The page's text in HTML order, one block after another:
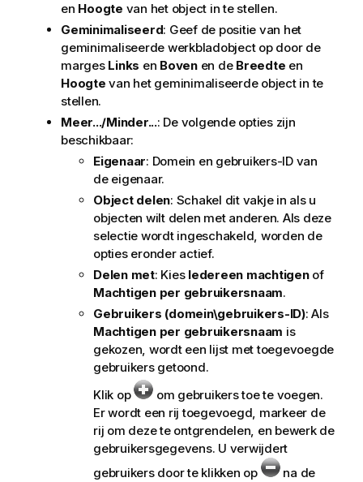
en Hoogte van het object in te stellen.
Geminimaliseerd: Geef de positie van het
geminimaliseerde werkbladobject op door de
marges Links en Bovenen de Breedte en
Hoogte van het geminimaliseerde object in te
stellen.
Meer.../Minder...: De volgende opties zijn
beschikbaar:
Eigenaar: Domein en gebruikers-ID van
de eigenaar.
Object delen: Schakel dit vakje in als u
objecten wilt delen met anderen. Als deze
selectie wordt ingeschakeld, worden de
opties eronder actief.
Delen met: Kies Iedereen machtigen of
Machtigen per gebruikersnaam.
Gebruikers (domein\gebruikers-ID): Als
Machtigen per gebruikersnaam is
gekozen, wordt een lijst met toegevoegde
gebruikers getoond.
Klik op
om gebruikers toe te voegen.
Er wordt een rij toegevoegd, markeer de
rij om deze te ontgrendelen, en bewerk de
gebruikersgegevens. U verwijdert
gebruikers door te klikken op
na de